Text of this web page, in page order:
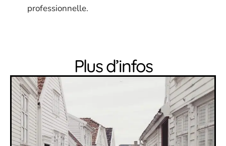
professionnelle.
Plus d’infos